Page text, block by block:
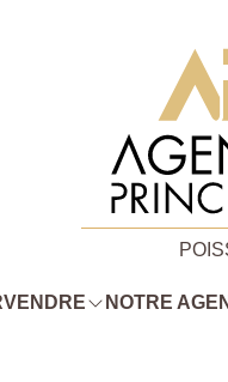
VENDRE NOTRE